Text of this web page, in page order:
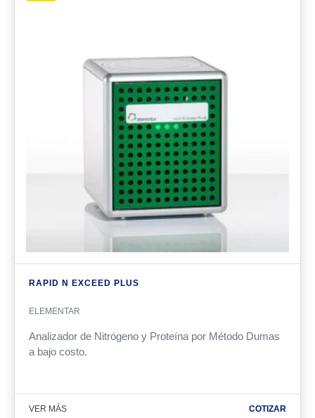
RAPID N EXCEED PLUS
ELEMENTAR
Analizador de Nitrógeno y Proteína por Método Dumas
a bajo costo.
VER MÁS COTIZAR